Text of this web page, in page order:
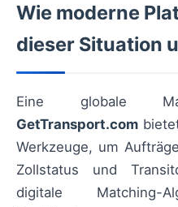
Wie moderne
dieser Situation
Eine globale
GetTransport.com
Werkzeuge, um
Zollstatus und
digitale Matching-